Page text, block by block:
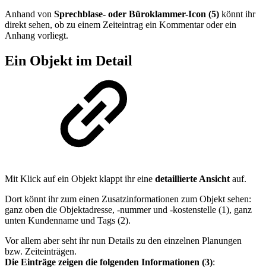
Anhand von Sprechblase- oder Büroklammer-Icon (5) könnt ihr
direkt sehen, ob zu einem Zeiteintrag ein Kommentar oder ein
Anhang vorliegt.
Ein Objekt im Detail
Mit Klick auf ein Objekt klappt ihr eine detaillierte Ansicht auf.
Dort könnt ihr zum einen Zusatzinformationen zum Objekt sehen:
ganz oben die Objektadresse, -nummer und -kostenstelle (1), ganz
unten Kundenname und Tags (2).
Vor allem aber seht ihr nun Details zu den einzelnen Planungen
bzw. Zeiteinträgen.
Die Einträge zeigen die folgenden Informationen (3):